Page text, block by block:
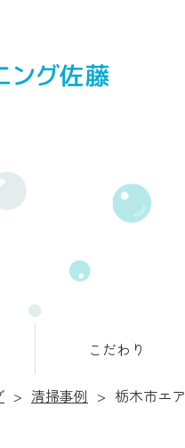
こだわり
清掃事例 栃木市エ